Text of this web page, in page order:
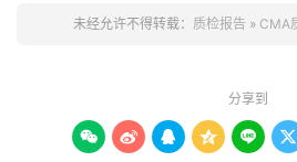
未经允许不得转载： 质检报告 » CMA
分享到
     